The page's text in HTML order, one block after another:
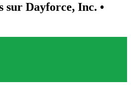
sur Dayforce, Inc. •